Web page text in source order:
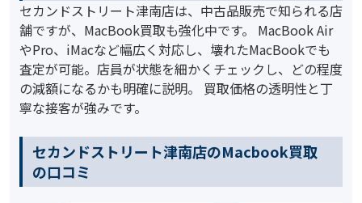
セカンドストリート津南店は、中古品販売で知られる店
舗ですが、MacBook買取も強化中です。 MacBook Air
やPro、iMacなど幅広く対応し、壊れたMacBookでも
査定が可能。店員が状態を細かくチェックし、どの程度
の減額になるかも明確に説明。 買取価格の透明性と丁
寧な接客が強みです。
セカンドストリート津南店のMacbook買取
の口コミ